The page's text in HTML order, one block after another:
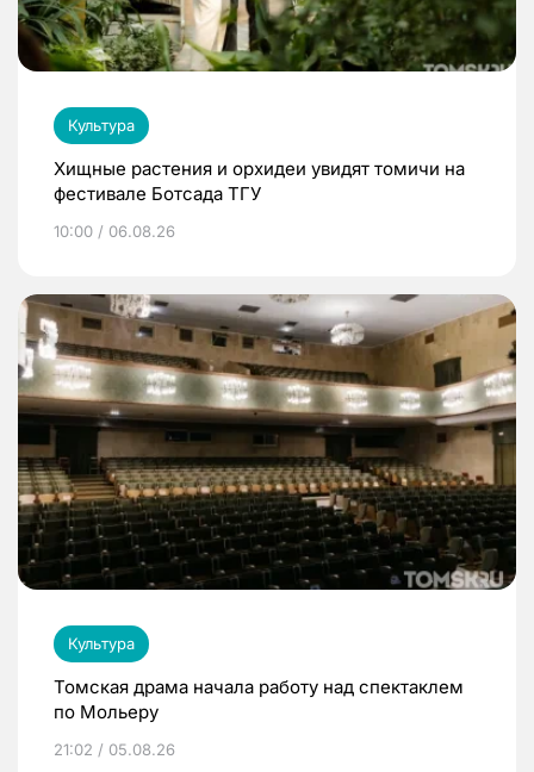
Культура
Хищные растения и орхидеи увидят томичи на
фестивале Ботсада ТГУ
10:00 / 06.08.26
Культура
Томская драма начала работу над спектаклем
по Мольеру
21:02 / 05.08.26